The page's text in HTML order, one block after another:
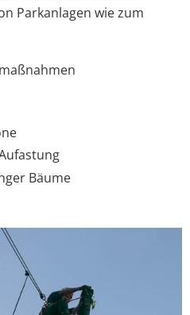
Parkanlagen wie zum
Bäume